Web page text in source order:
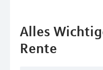
Alles
Rente